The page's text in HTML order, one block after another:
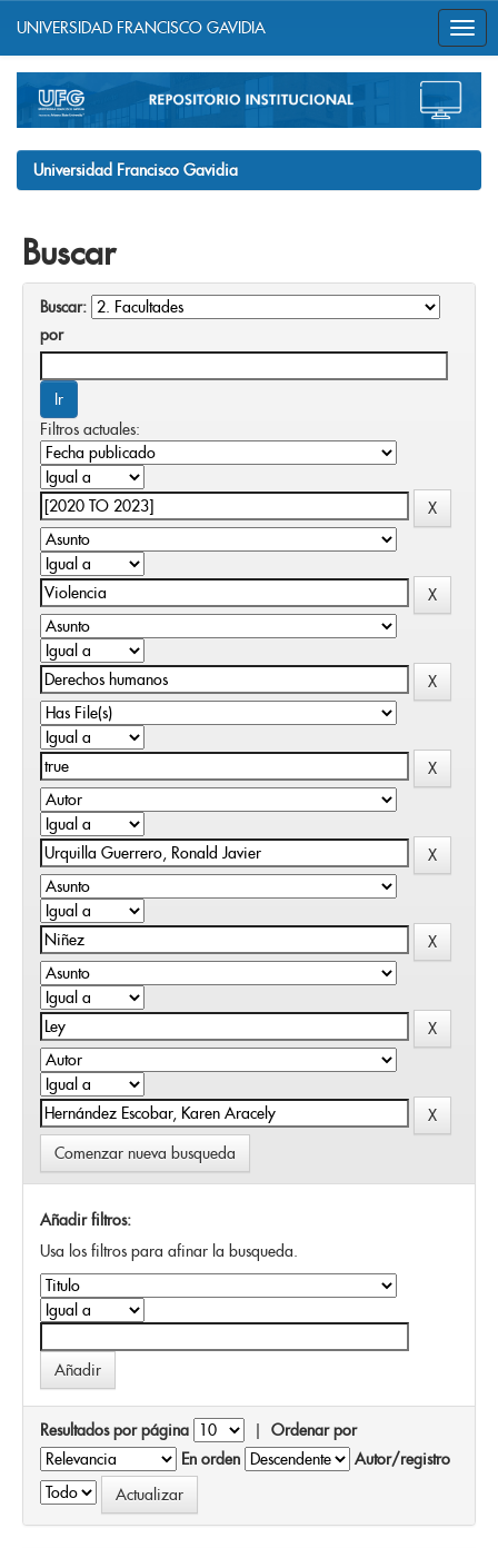
navigation
UNIVERSIDAD FRANCISCO GAVIDIA
Universidad Francisco Gavidia
Buscar
Buscar:
por
Filtros actuales:
Comenzar nueva busqueda
Añadir filtros:
Usa los filtros para afinar la busqueda.
Resultados por página | Ordenar por
En orden
Autor/registro